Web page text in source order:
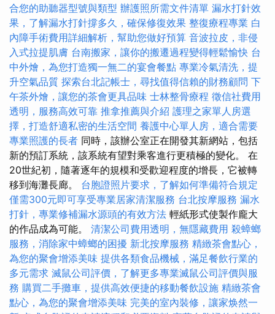
合您的助聽器型號與類型 辦護照所需文件清單 漏水打針效
果，了解漏水打針撐多久，確保修復效果 整復療程專業 白
內障手術費用詳細解析，幫助您做好預算 音波拉皮，非侵
入式拉提肌膚 台南搬家，讓你的搬遷過程變得輕鬆愉快 台
中外燴，為您打造獨一無二的宴會餐點 專業冷氣清洗，提
升空氣品質 探索台北記帳士，尋找值得信賴的財務顧問 下
午茶外燴，讓您的茶會更具品味 士林整骨療程 徵信社費用
透明，服務高效可靠 推拿推薦與介紹 護理之家單人房選
擇，打造舒適私密的生活空間 養護中心單人房，適合需要
專業照護的長者 同時，該辦公室正在開發其新網站，包括
新的預訂系統，該系統有望對乘客進行更積極的變化。 在
20世紀初，隨著逐年的規模和受歡迎程度的增長，它被轉
移到海灘長廊。 台胞證照片要求，了解如何準備符合規定
僅需300元即可享受專業居家清潔服務 台北按摩服務 漏水
打針，專業修補漏水源頭的有效方法 輕紙形式使製作龐大
的作品成為可能。 清潔公司費用透明，無隱藏費用 殺蟑螂
服務，消除家中蟑螂的困擾 新北按摩服務 精緻茶會點心，
為您的聚會增添美味 提供各類食品機械，滿足餐飲行業的
多元需求 滅鼠公司評價，了解更多專業滅鼠公司評價與服
務 購買二手攤車，提供高效便捷的移動餐飲設施 精緻茶會
點心，為您的聚會增添美味 完美的室內裝修，讓家焕然一